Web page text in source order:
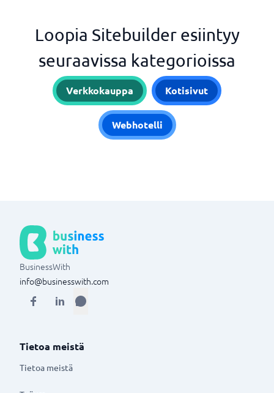
Loopia Sitebuilder esiintyy
seuraavissa kategorioissa
Verkkokauppa Kotisivut
Webhotelli
BusinessWith
info@businesswith.com
Tietoa meistä
Tietoa meistä